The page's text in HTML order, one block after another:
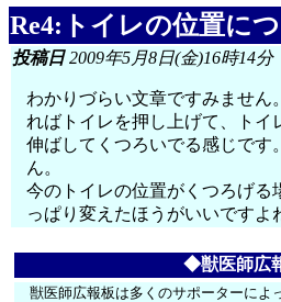
Re4:トイレの位置に
投稿日2009年5月8日(金)16時14分
わかりづらい文章ですみません
ればトイレを押し上げて、トイ
伸ばしてくつろいでる感じです
ん。
今のトイレの位置がくつろげる
っぱり変えたほうがいいですよ
◆獣医師広
獣医師広報板は多くのサポーターによ